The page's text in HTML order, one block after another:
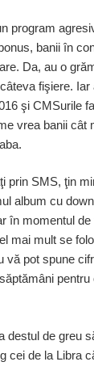
program
banii în
Da, au o
fişiere.
şi CMSurile
vrea banii
prin SMS, ţin
album cu
în momentul
mai mult se
vă pot spune
destul de greu
cei de la Libra